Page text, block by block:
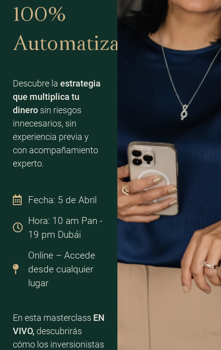
100%
Automatizado
Descubre la estrategia
que multiplica tu
dinerosin riesgos
innecesarios, sin
experiencia previa y
con acompañamiento
experto.
Fecha: 5 de Abril
Hora: 10 am Pan -
19 pm Dubái
Online – Accede
desde cualquier
lugar
En esta masterclass EN
VIVO, descubrirás
cómo los inversionistas